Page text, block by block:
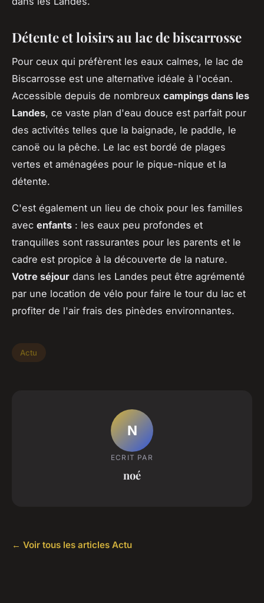
Détente et loisirs au lac de biscarrosse
Pour ceux qui préfèrent les eaux calmes, le lac de
Biscarrosse est une alternative idéale à l'océan.
Accessible depuis de nombreux campings dans les
Landes, ce vaste plan d'eau douce est parfait pour
des activités telles que la baignade, le paddle, le
canoë ou la pêche. Le lac est bordé de plages
vertes et aménagées pour le pique-nique et la
détente.
C'est également un lieu de choix pour les familles
avec enfants : les eaux peu profondes et
tranquilles sont rassurantes pour les parents et le
cadre est propice à la découverte de la nature.
Votre séjour dans les Landes peut être agrémenté
par une location de vélo pour faire le tour du lac et
profiter de l'air frais des pinèdes environnantes.
Actu
N
ECRIT PAR
noé
← Voir tous les articles Actu